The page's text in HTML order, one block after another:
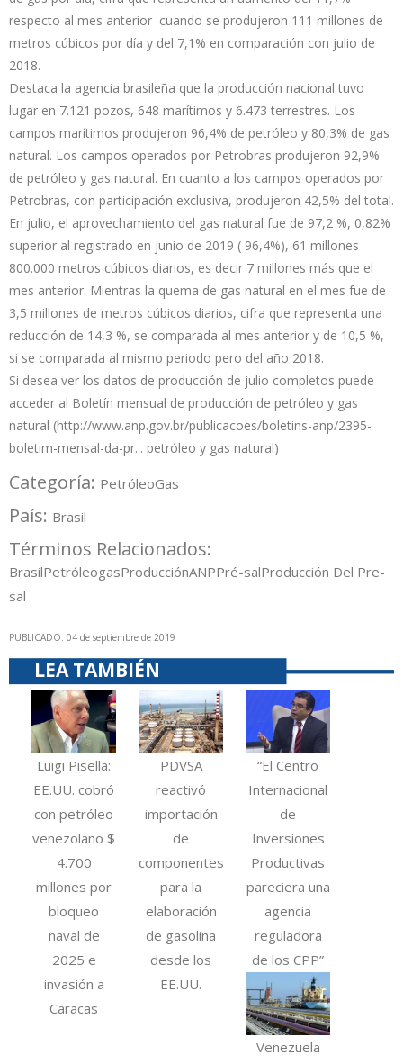
respecto al mes anterior cuando se produjeron 111 millones de
metros cúbicos por día y del 7,1% en comparación con julio de
2018.
Destaca la agencia brasileña que la producción nacional tuvo
lugar en 7.121 pozos, 648 marítimos y 6.473 terrestres. Los
campos marítimos produjeron 96,4% de petróleo y 80,3% de gas
natural. Los campos operados por Petrobras produjeron 92,9%
de petróleo y gas natural. En cuanto a los campos operados por
Petrobras, con participación exclusiva, produjeron 42,5% del total.
En julio, el aprovechamiento del gas natural fue de 97,2 %, 0,82%
superior al registrado en junio de 2019 ( 96,4%), 61 millones
800.000 metros cúbicos diarios, es decir 7 millones más que el
mes anterior. Mientras la quema de gas natural en el mes fue de
3,5 millones de metros cúbicos diarios, cifra que representa una
reducción de 14,3 %, se comparada al mes anterior y de 10,5 %,
si se comparada al mismo periodo pero del año 2018.
Si desea ver los datos de producción de julio completos puede
acceder al Boletín mensual de producción de petróleo y gas
natural (http://www.anp.gov.br/publicacoes/boletins-anp/2395-
boletim-mensal-da-pr... petróleo y gas natural)
Categoría: PetróleoGas
País: Brasil
Términos Relacionados:
BrasilPetróleogasProducciónANPPré-salProducción Del Pre-
sal
PUBLICADO: 04 de septiembre de 2019
LEA TAMBIÉN
Luigi Pisella:
EE.UU. cobró
con petróleo
venezolano $
4.700
millones por
bloqueo
naval de
2025 e
invasión a
Caracas
PDVSA
reactivó
importación
de
componentes
para la
elaboración
de gasolina
desde los
EE.UU.
“El Centro
Internacional
de
Inversiones
Productivas
pareciera una
agencia
reguladora
de los CPP”
Venezuela